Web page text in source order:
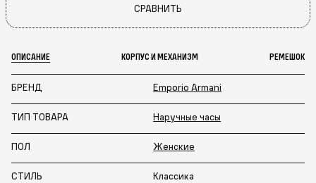
СРАВНИТЬ
ОПИСАНИЕ КОРПУС И МЕХАНИЗМ РЕМЕШОК
БРЕНД Emporio Armani
ТИП ТОВАРА Наручные часы
ПОЛ Женские
СТИЛЬ Классика